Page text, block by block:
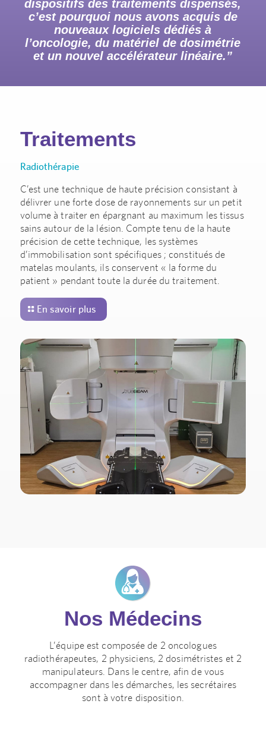
dispositifs des traitements dispensés,
c’est pourquoi nous avons acquis de
nouveaux logiciels dédiés à
l’oncologie, du matériel de dosimétrie
et un nouvel accélérateur linéaire.”
Traitements
Radiothérapie
C’est une technique de haute précision consistant à
délivrer une forte dose de rayonnements sur un petit
volume à traiter en épargnant au maximum les tissus
sains autour de la lésion. Compte tenu de la haute
précision de cette technique, les systèmes
d’immobilisation sont spécifiques ; constitués de
matelas moulants, ils conservent « la forme du
patient » pendant toute la durée du traitement.
En savoir plus
Nos Médecins
L’équipe est composée de 2 oncologues
radiothérapeutes, 2 physiciens, 2 dosimétristes et 2
manipulateurs. Dans le centre, afin de vous
accompagner dans les démarches, les secrétaires
sont à votre disposition.